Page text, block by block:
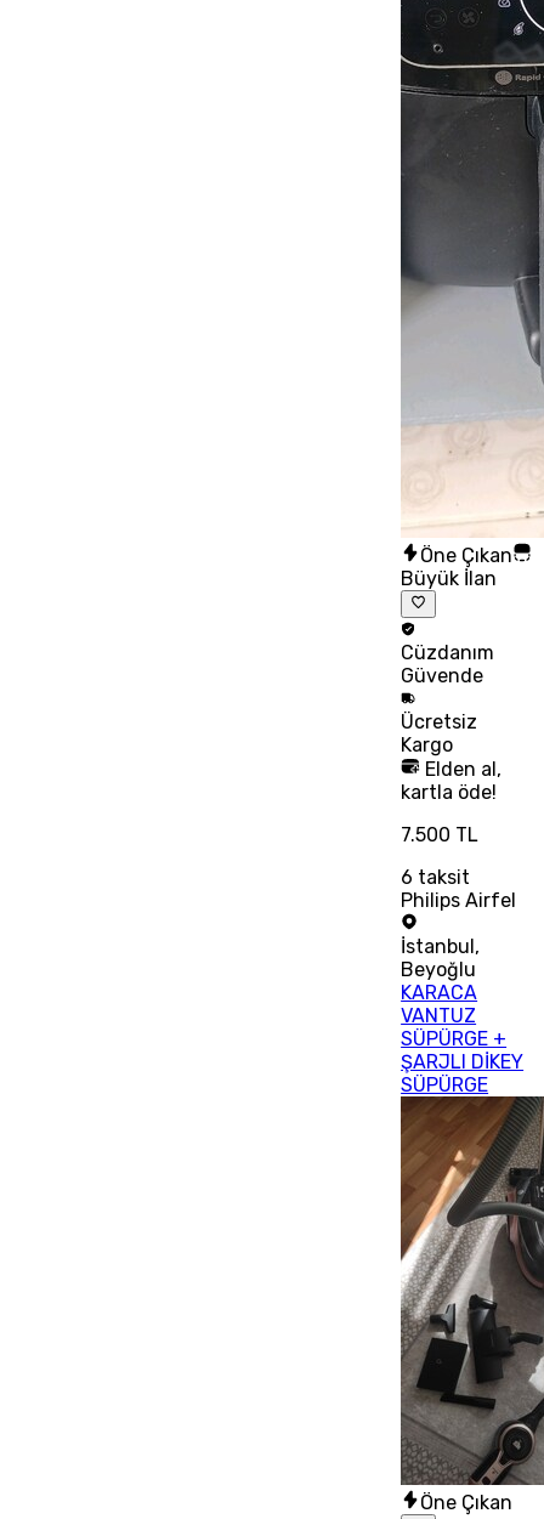
Öne Çıkan
Büyük İlan
Cüzdanım
Güvende
Ücretsiz
Kargo
Elden al,
kartla öde!
7.500 TL
6 taksit
Philips Airfel
İstanbul,
Beyoğlu
KARACA
VANTUZ
SÜPÜRGE +
ŞARJLI DİKEY
SÜPÜRGE
Öne Çıkan